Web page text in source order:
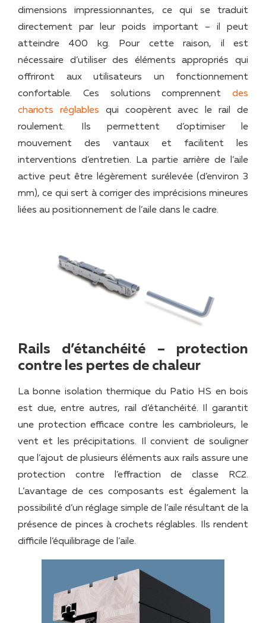
dimensions impressionnantes, ce qui se traduit
directement par leur poids important – il peut
atteindre 400 kg. Pour cette raison, il est
nécessaire d’utiliser des éléments appropriés qui
offriront aux utilisateurs un fonctionnement
confortable. Ces solutions comprennent des
chariots réglables qui coopèrent avec le rail de
roulement. Ils permettent d’optimiser le
mouvement des vantaux et facilitent les
interventions d’entretien. La partie arrière de l’aile
active peut être légèrement surélevée (d’environ 3
mm), ce qui sert à corriger des imprécisions mineures
liées au positionnement de l’aile dans le cadre.
Rails d’étanchéité – protection
contre les pertes de chaleur
La bonne isolation thermique du Patio HS en bois
est due, entre autres, rail d’étanchéité. Il garantit
une protection efficace contre les cambrioleurs, le
vent et les précipitations. Il convient de souligner
que l’ajout de plusieurs éléments aux rails assure une
protection contre l’effraction de classe RC2.
L’avantage de ces composants est également la
possibilité d’un réglage simple de l’aile résultant de la
présence de pinces à crochets réglables. Ils rendent
difficile l’équilibrage de l’aile.